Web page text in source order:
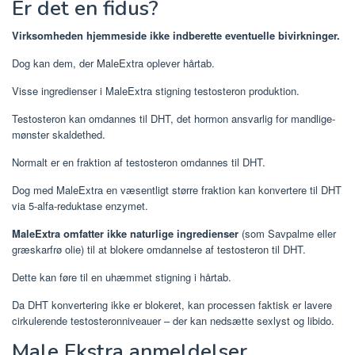
Er det en fidus?
Virksomheden hjemmeside ikke indberette eventuelle bivirkninger.
Dog kan dem, der MaleExtra oplever hårtab.
Visse ingredienser i MaleExtra stigning testosteron produktion.
Testosteron kan omdannes til DHT, det hormon ansvarlig for mandlige-
mønster skaldethed.
Normalt er en fraktion af testosteron omdannes til DHT.
Dog med MaleExtra en væsentligt større fraktion kan konvertere til DHT
via 5-alfa-reduktase enzymet.
MaleExtra omfatter ikke naturlige ingredienser (som Savpalme eller
græskarfrø olie) til at blokere omdannelse af testosteron til DHT.
Dette kan føre til en uhæmmet stigning i hårtab.
Da DHT konvertering ikke er blokeret, kan processen faktisk er lavere
cirkulerende testosteronniveauer – der kan nedsætte sexlyst og libido.